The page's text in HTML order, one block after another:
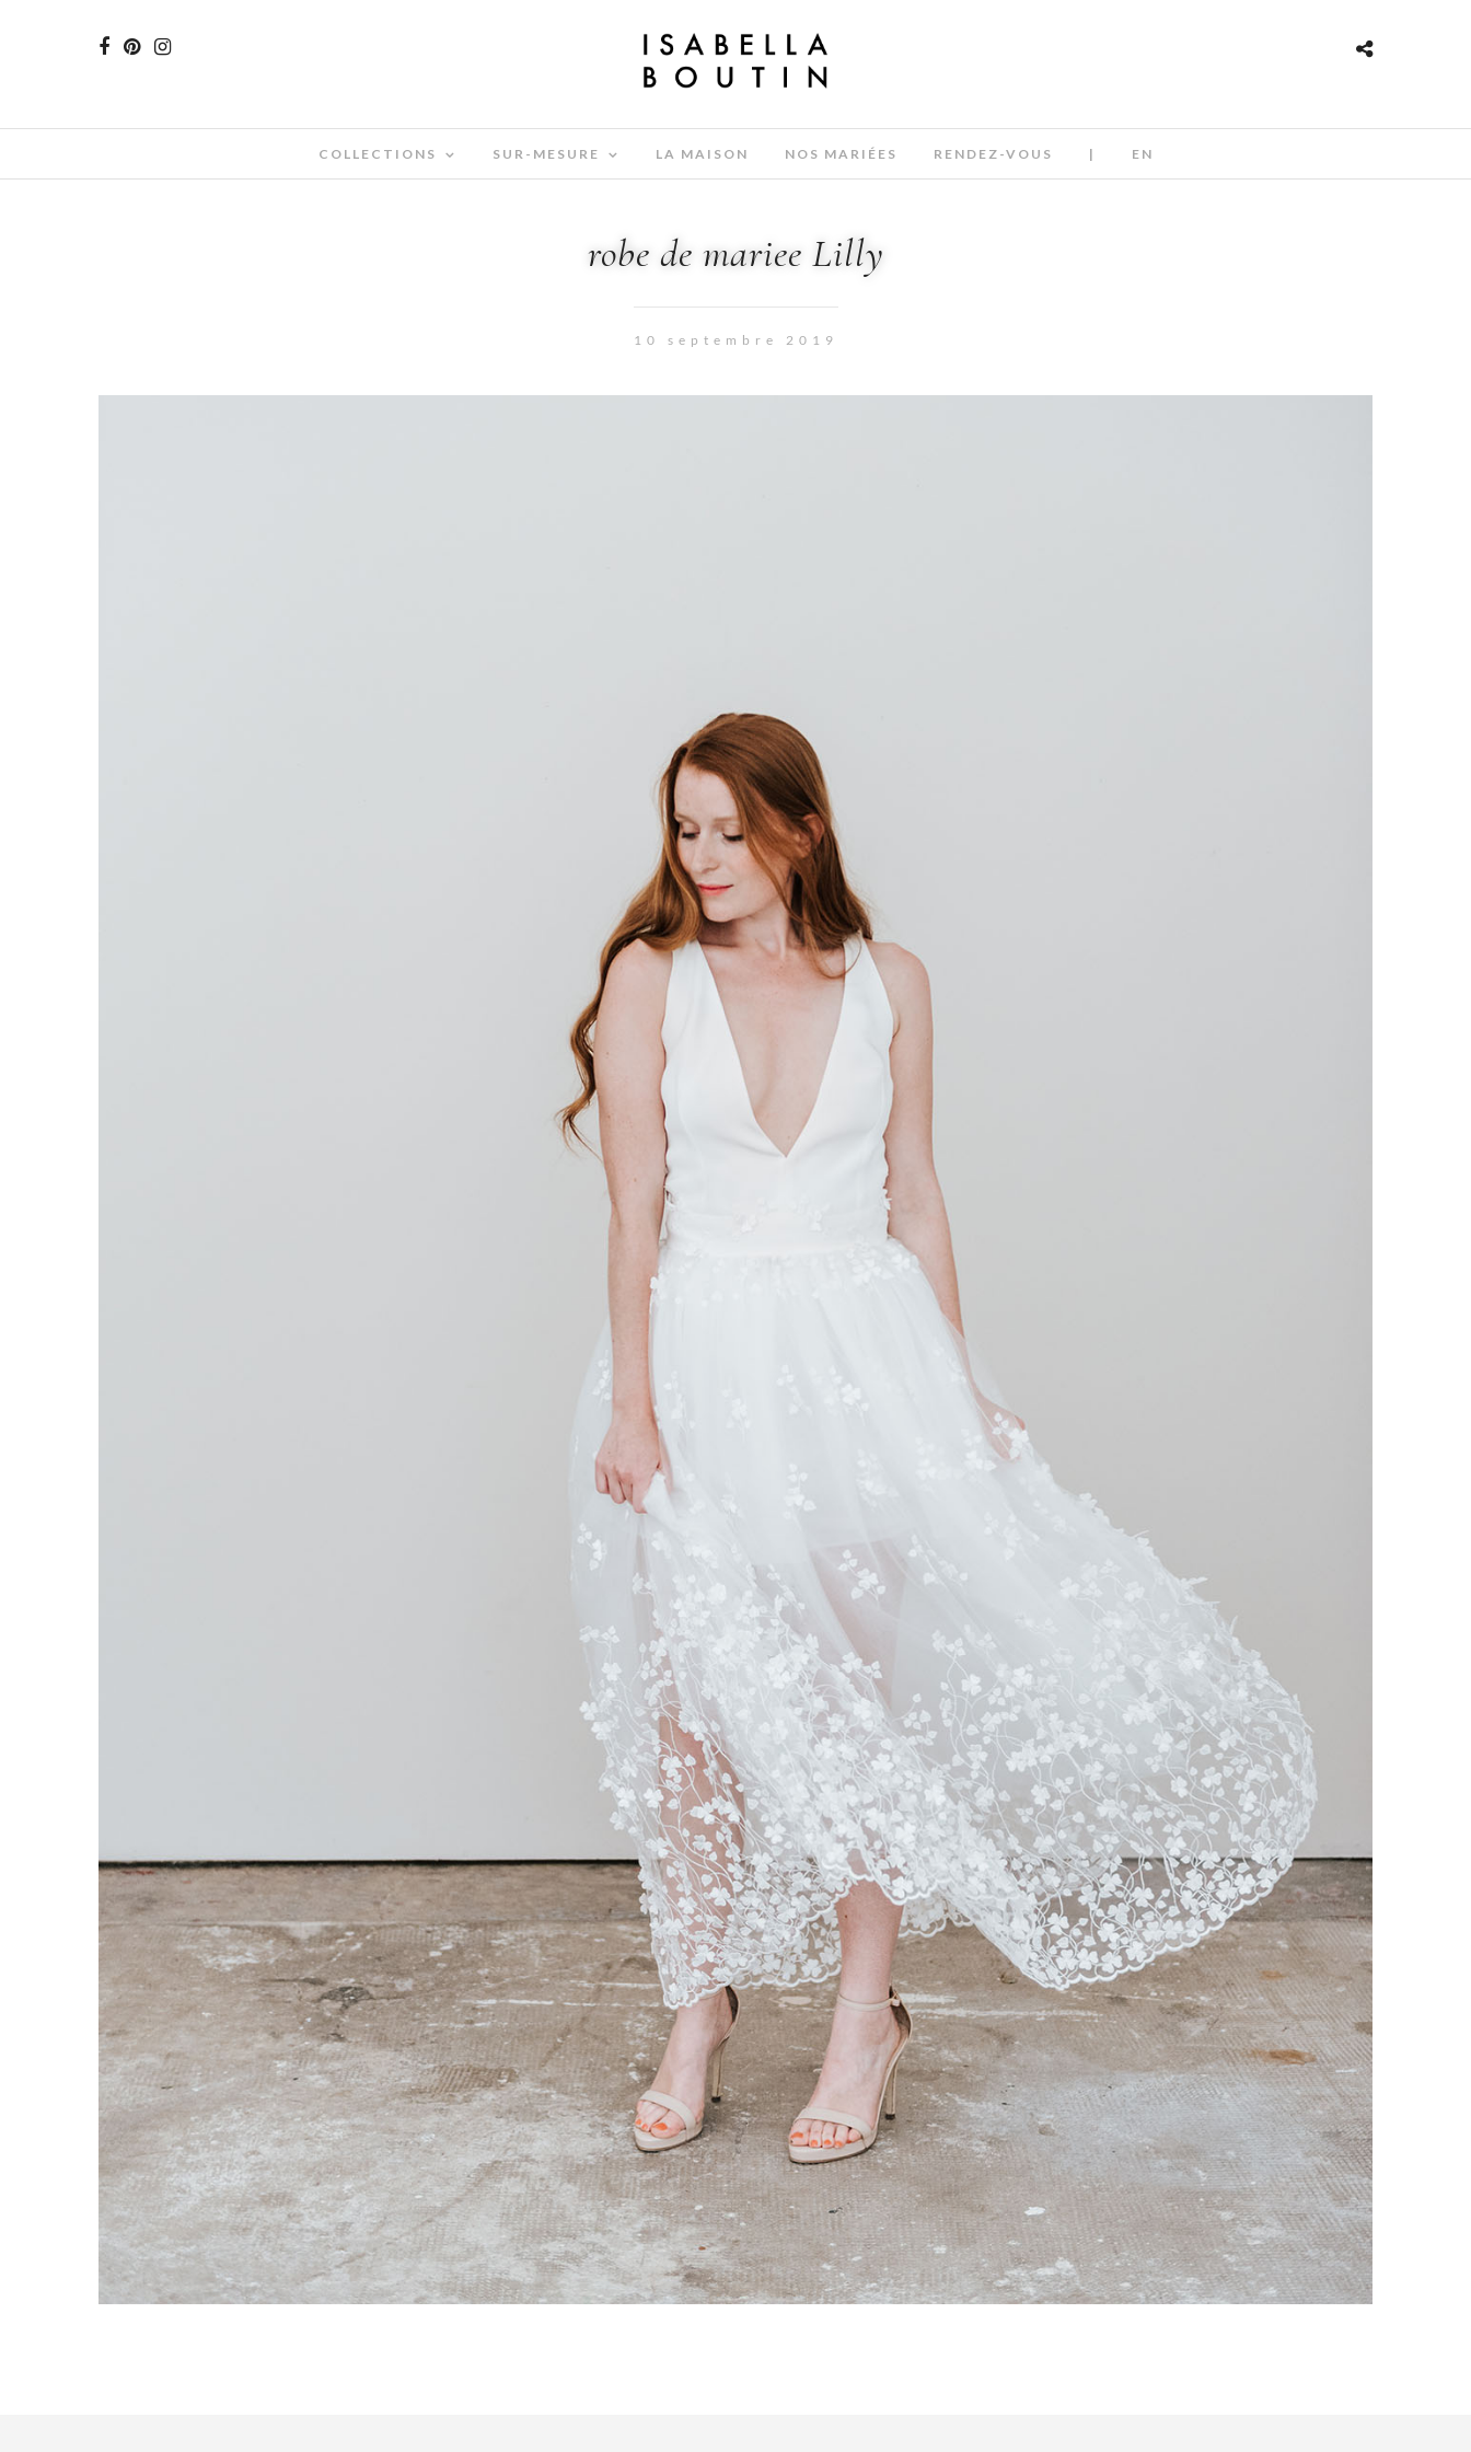
COLLECTIONS SUR-MESURE LA MAISON NOS MARIÉES RENDEZ-VOUS | EN
robe de mariee Lilly
10 septembre 2019